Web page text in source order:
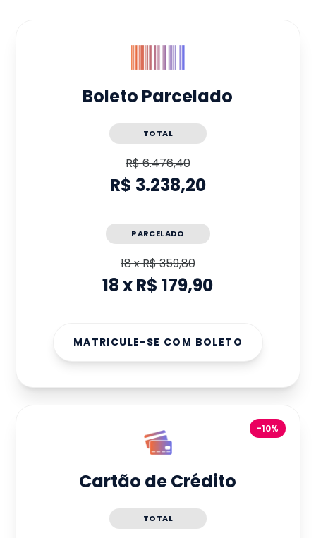
Boleto Parcelado
TOTAL
R$ 6.476,40
R$ 3.238,20
PARCELADO
18xR$ 359,80
18xR$ 179,90
MATRICULE-SE COM BOLETO
-10%
Cartão de Crédito
TOTAL